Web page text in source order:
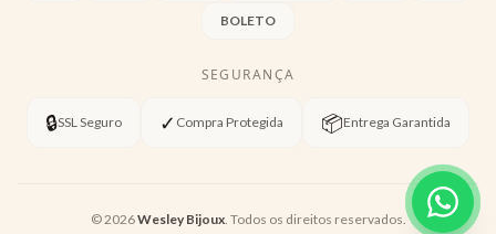
BOLETO
SEGURANÇA
🔒SSL Seguro ✓ Compra Protegida 📦Entrega Garantida
©2026Wesley Bijoux. Todos os direitos reservados.